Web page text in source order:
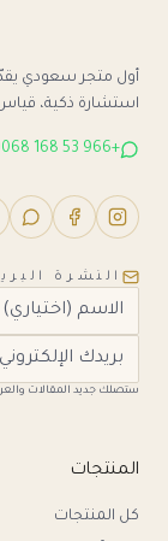
أول متجر سعودي
استشارة ذكية، قياس
+966 53 168 0068
النشرة
ستصلك جديد المقالات
المنتجات
كل المنتجات